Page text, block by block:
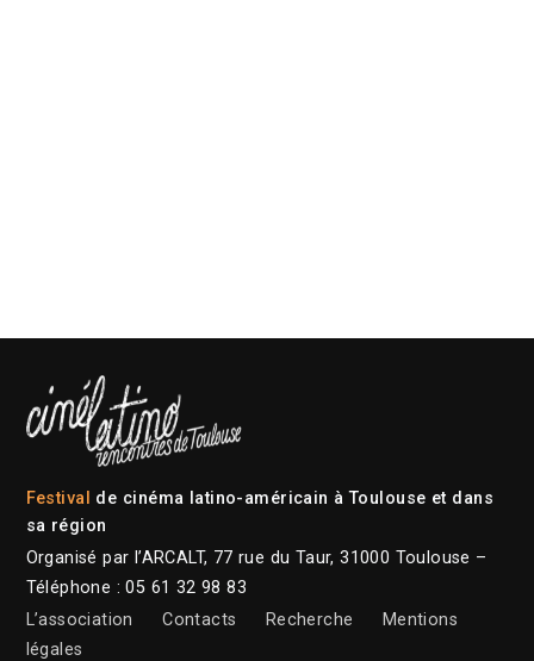
Festival de cinéma latino-américain à Toulouse et dans
sa région
Organisé par l’ARCALT, 77 rue du Taur, 31000 Toulouse –
Téléphone : 05 61 32 98 83
L’association
Contacts Recherche
Mentions
légales